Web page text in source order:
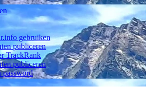
gebruiken
publiceren
TrackRank
publiceren
password